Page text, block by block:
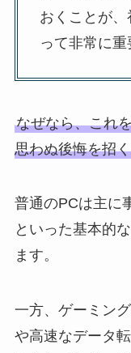
おくことが
って非常に重
なぜなら、これ
思わぬ後悔を招
普通のPCは主に
といった基本的
ます。
一方、ゲーミン
や高速なデータ